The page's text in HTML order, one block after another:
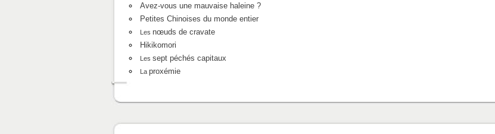
Avez-vous une mauvaise haleine ?
Petites Chinoises du monde entier
Les nœuds de cravate
Hikikomori
Les sept péchés capitaux
La proxémie